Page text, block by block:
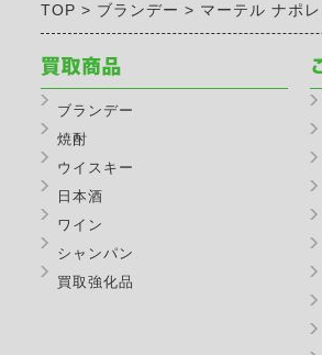
TOP ブランデー マーテル ナポ
ブランデー
焼酎
ウイスキー
日本酒
ワイン
シャンパン
買取強化品